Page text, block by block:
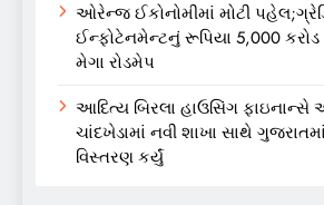
ઓરેન્જ ઈકોનોમીમાં મોટી
ઈન્ફોટેનમેન્ટનું રૂપિયા 5,000 કરોડ
મેગા રોડમેપ
આદિત્ય બિરલા હાઉસિંગ ફાઇનાન્સે
ચાંદખેડામાં નવી શાખા સાથે
વિસ્તરણ કર્યું